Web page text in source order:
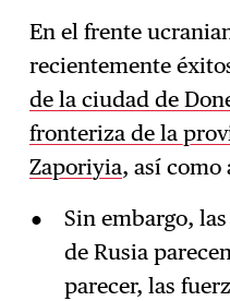
En el frente
recientemente
de la ciudad de
fronteriza de la
Zaporiyia, así
Sin embargo,
de Rusia
parecer, las